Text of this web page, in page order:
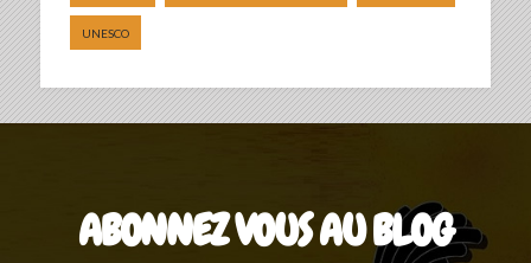
UNESCO
ABONNEZ VOUS AU BLOG